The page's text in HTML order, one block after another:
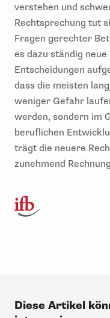
verstehen und
Rechtsprechung tut
Fragen gerechter
es dazu ständig
Entscheidungen
dass die meisten
weniger Gefahr
werden, sondern im
beruflichen
trägt die neuere
zunehmend
Diese Artikel